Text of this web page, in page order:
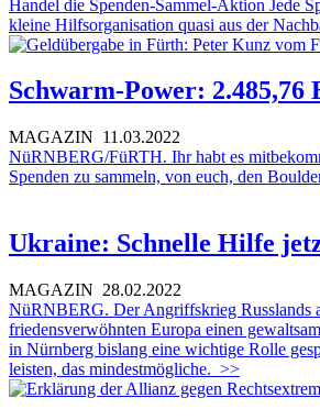
Handel die Spenden-Sammel-Aktion Jede
kleine Hilfsorganisation quasi aus der
Schwarm-Power:
MAGAZIN 11.03.2022
NüRNBERG/FüRTH. Ihr habt es
Spenden zu sammeln, von euch, den
Ukraine: Schnelle Hilfe
MAGAZIN 28.02.2022
NüRNBERG. Der Angriffskrieg Russlands
friedensverwöhnten Europa einen
in Nürnberg bislang eine wichtige Rolle
leisten, das mindestmögliche. >>